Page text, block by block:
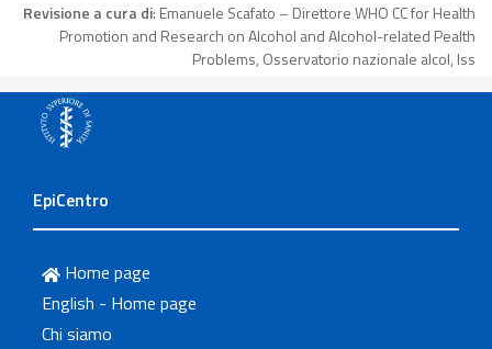
Revisione a cura di: Emanuele Scafato – Direttore WHO CC for Health
Promotion and Research on Alcohol and Alcohol-related Pealth
Problems, Osservatorio nazionale alcol, Iss
EpiCentro
Home page
English - Home page
Chi siamo